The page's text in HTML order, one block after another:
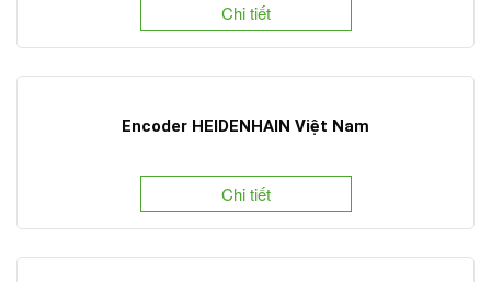
Chi tiết
Encoder HEIDENHAIN Việt Nam
Chi tiết